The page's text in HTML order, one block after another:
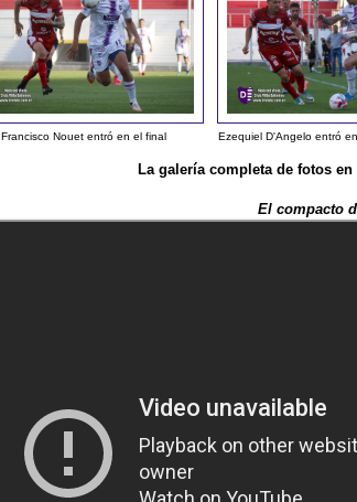
Francisco Nouet entró en el final Ezequiel D'Angelo entró
La galería completa de fotos
El compacto